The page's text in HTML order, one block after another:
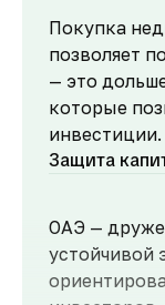
Покупка
позволяет
— это
которые
инвестиции.
Защита
ОАЭ —
устойчивой